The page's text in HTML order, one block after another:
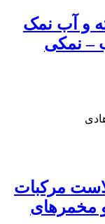
و آب نمک
– نمکی
مرکبات
و مخمرهای